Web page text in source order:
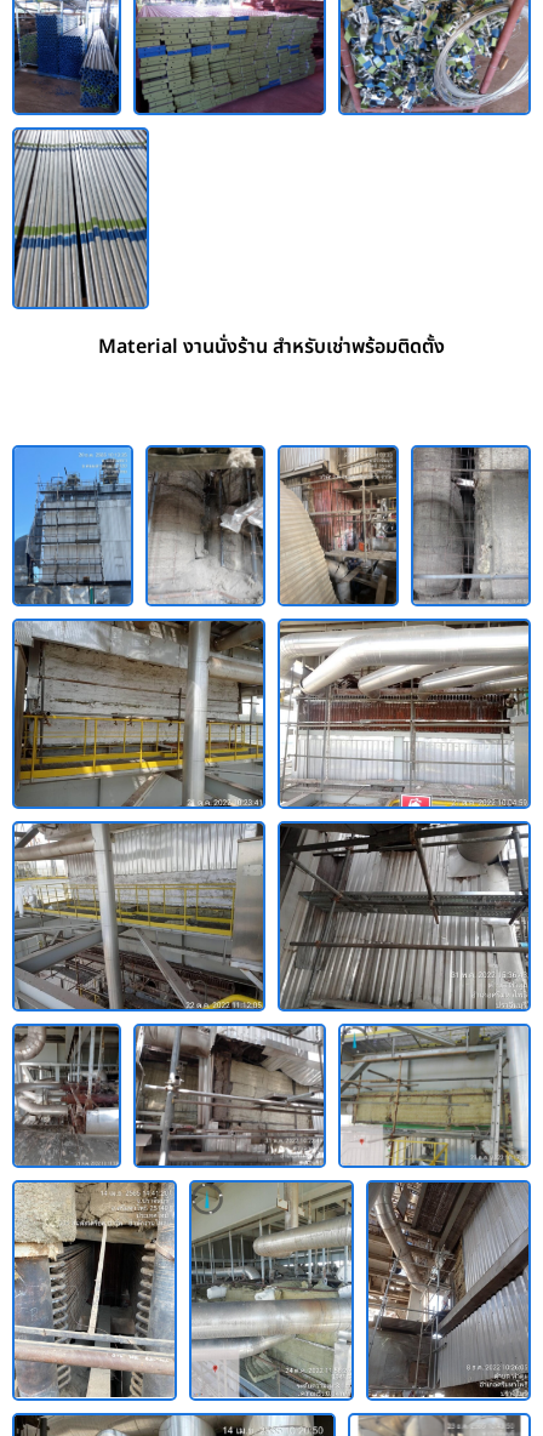
Material งานนั่งร้าน สำหรับเช่าพร้อมติดตั้ง